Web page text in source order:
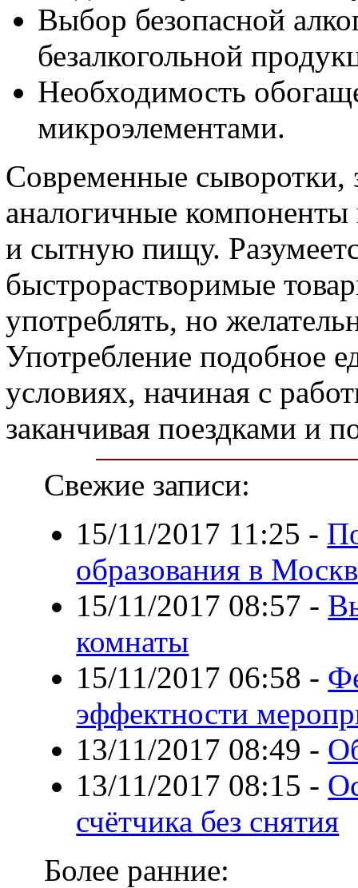
Выбор безопасной
безалкогольной
Необходимость
микроэлементами.
Современные сыворотки,
аналогичные
и сытную пищу.
быстрорастворимые
употреблять, но
Употребление подобное
условиях, начиная с
заканчивая поездками и
Свежие записи:
15/11/2017 11:25 -
образования в
15/11/2017 08:57 -
комнаты
15/11/2017 06:58 -
эффектности
13/11/2017 08:49 -
13/11/2017 08:15 -
счётчика без снятия
Более ранние: